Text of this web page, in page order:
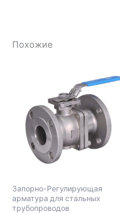
Похожие
Запорно-Регулирующая
арматура для стальных
трубопроводов